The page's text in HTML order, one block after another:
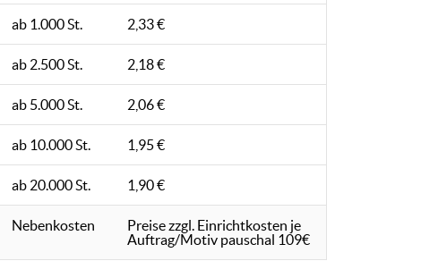
ab 1.000 St. 2,33 €
ab 2.500 St. 2,18 €
ab 5.000 St. 2,06 €
ab 10.000 St. 1,95 €
ab 20.000 St. 1,90 €
Nebenkosten
Preise zzgl. Einrichtkosten je
Auftrag/Motiv pauschal 109€